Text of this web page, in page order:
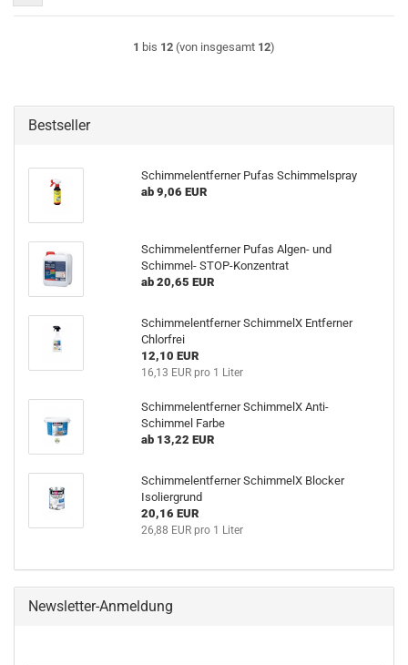
1 bis 12 (von insgesamt 12)
Bestseller
Schimmelentferner Pufas Schimmelspray
ab 9,06 EUR
Schimmelentferner Pufas Algen- und
Schimmel- STOP-Konzentrat
ab 20,65 EUR
Schimmelentferner SchimmelX Entferner
Chlorfrei
12,10 EUR
16,13 EUR pro 1 Liter
Schimmelentferner SchimmelX Anti-
Schimmel Farbe
ab 13,22 EUR
Schimmelentferner SchimmelX Blocker
Isoliergrund
20,16 EUR
26,88 EUR pro 1 Liter
Newsletter-Anmeldung